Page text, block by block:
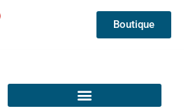
Boutique